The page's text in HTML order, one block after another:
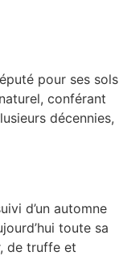
pour ses sols
conférant
décennies,
d’un automne
toute sa
de truffe et